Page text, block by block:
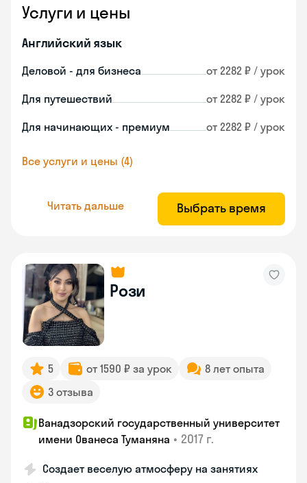
Услуги и цены
Английский язык
Деловой - для бизнеса от 2282 ₽ / урок
Для путешествий от 2282 ₽ / урок
Для начинающих - премиум от 2282 ₽ / урок
Все услуги и цены (4)
Читать дальше Выбрать время
Рози
5 от 1590 ₽ за урок
8 лет опыта
3 отзыва
Ванадзорский государственный университет
имени Ованеса Туманяна • 2017 г.
Создает веселую атмосферу на занятиях